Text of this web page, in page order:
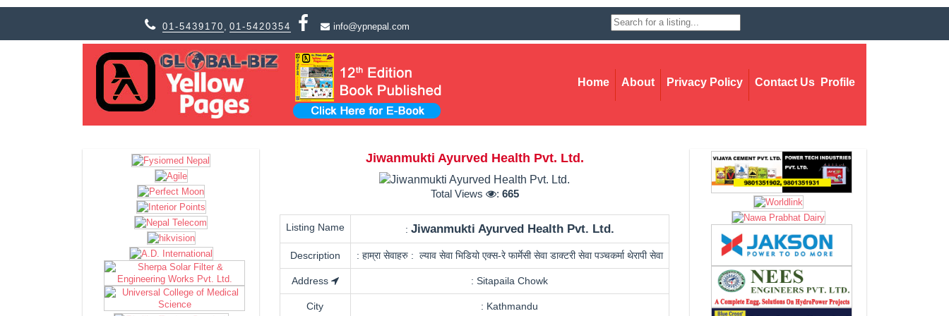
01-5439170 , 01-5420354 info@ypnepal.com
Home About Privacy Policy Contact Us Profile
Jiwanmukti Ayurved Health Pvt. Ltd.
Total Views : 665
Listing Name : Jiwanmukti Ayurved Health Pvt. Ltd.
Description : हाम्रा सेवाहरु : ल्याव सेवा भिडियो एक्स-रे फार्मेसी सेवा डाक्टरी सेवा पञ्चकर्मा थेरापी सेवा
Address : Sitapaila Chowk
City : Kathmandu